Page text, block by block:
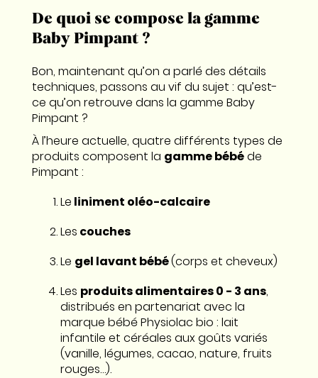
De quoi se compose la gamme
Baby Pimpant ?
Bon, maintenant qu’on a parlé des détails
techniques, passons au vif du sujet : qu’est-
ce qu’on retrouve dans la gamme Baby
Pimpant ?
À l’heure actuelle, quatre différents types de
produits composent la gamme bébéde
Pimpant :
Le liniment oléo-calcaire
Les couches
Le gel lavant bébé(corps et cheveux)
Les produits alimentaires 0 - 3 ans,
distribués en partenariat avec la
marque bébé Physiolac bio : lait
infantile et céréales aux goûts variés
(vanille, légumes, cacao, nature, fruits
rouges…).